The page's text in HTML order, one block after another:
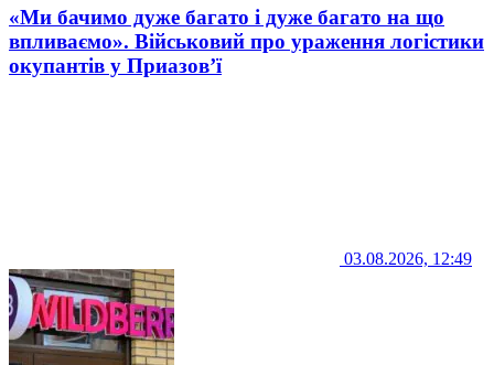
«Ми бачимо дуже багато і дуже багато на що
впливаємо». Військовий про ураження логістики
окупантів у Приазов’ї
03.08.2026, 12:49